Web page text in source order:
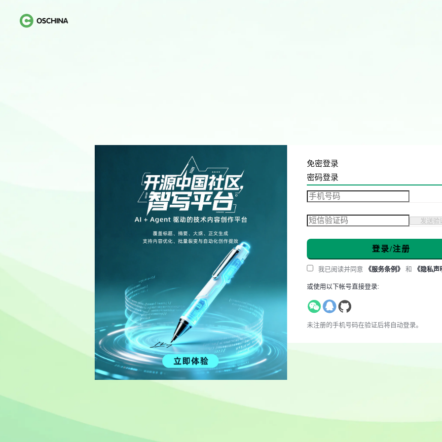
免密登录
密码登录
发送验
登录/注册
我已阅读并同意 《服务条例》 和 《隐私声
或使用以下帐号直接登录:
未注册的手机号码在验证后将自动登录。